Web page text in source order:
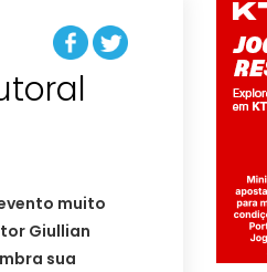
muito
Giullian
sua